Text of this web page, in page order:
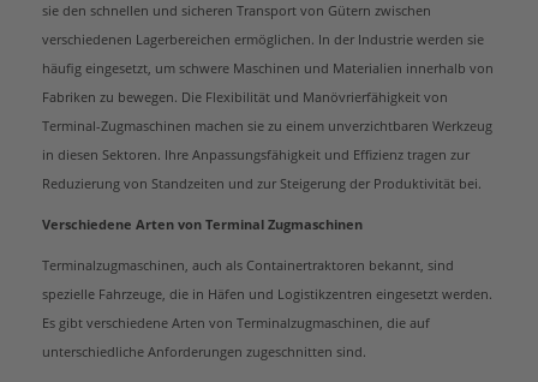
sie den schnellen und sicheren Transport von Gütern zwischen
verschiedenen Lagerbereichen ermöglichen. In der Industrie werden sie
häufig eingesetzt, um schwere Maschinen und Materialien innerhalb von
Fabriken zu bewegen. Die Flexibilität und Manövrierfähigkeit von
Terminal-Zugmaschinen machen sie zu einem unverzichtbaren Werkzeug
in diesen Sektoren. Ihre Anpassungsfähigkeit und Effizienz tragen zur
Reduzierung von Standzeiten und zur Steigerung der Produktivität bei.
Verschiedene Arten von Terminal Zugmaschinen
Terminalzugmaschinen, auch als Containertraktoren bekannt, sind
spezielle Fahrzeuge, die in Häfen und Logistikzentren eingesetzt werden.
Es gibt verschiedene Arten von Terminalzugmaschinen, die auf
unterschiedliche Anforderungen zugeschnitten sind.